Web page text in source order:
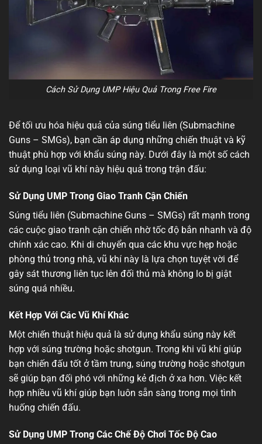
Cách Sử Dụng UMP Hiệu Quả Trong Free Fire
Để tối ưu hóa hiệu quả của súng tiểu liên (Submachine
Guns – SMGs), bạn cần áp dụng những chiến thuật và kỹ
thuật phù hợp với khẩu súng này. Dưới đây là một số cách
sử dụng loại vũ khí này hiệu quả trong trận đấu:
Sử Dụng UMP Trong Giao Tranh Cận Chiến
Súng tiểu liên (Submachine Guns – SMGs) rất mạnh trong
các cuộc giao tranh cận chiến nhờ tốc độ bắn nhanh và độ
chính xác cao. Khi di chuyển qua các khu vực hẹp hoặc
phòng thủ trong nhà, vũ khí này là lựa chọn tuyệt vời để
gây sát thương liên tục lên đối thủ mà không lo bị giật
súng quá nhiều.
Kết Hợp Với Các Vũ Khí Khác
Một chiến thuật hiệu quả là sử dụng khẩu súng này kết
hợp với súng trường hoặc shotgun. Trong khi vũ khí giúp
bạn chiến đấu tốt ở tầm trung, súng trường hoặc shotgun
sẽ giúp bạn đối phó với những kẻ địch ở xa hơn. Việc kết
hợp nhiều vũ khí giúp bạn luôn sẵn sàng trong mọi tình
huống chiến đấu.
Sử Dụng UMP Trong Các Chế Độ Chơi Tốc Độ Cao